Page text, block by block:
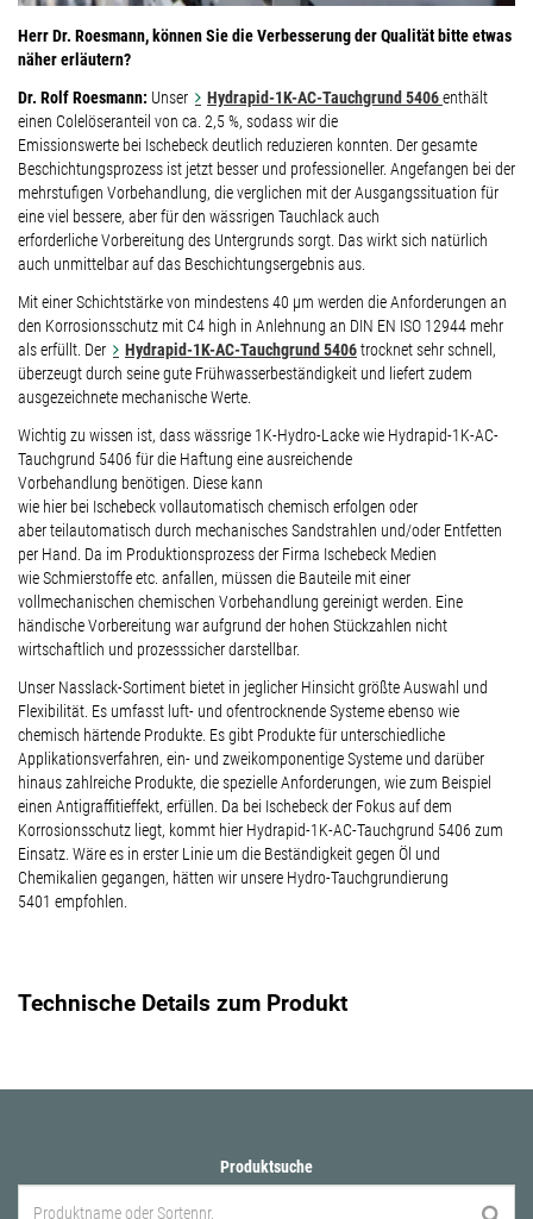
Herr Dr. Roesmann, können Sie die Verbesserung der Qualität bitte etwas
näher erläutern?
Dr. Rolf Roesmann: Unser Hydrapid-1K-AC-Tauchgrund 5406enthält
einen Colelöseranteil von ca. 2,5 %, sodass wir die
Emissionswerte bei Ischebeck deutlich reduzieren konnten. Der gesamte
Beschichtungsprozess ist jetzt besser und professioneller. Angefangen bei der
mehrstufigen Vorbehandlung, die verglichen mit der Ausgangssituation für
eine viel bessere, aber für den wässrigen Tauchlack auch
erforderliche Vorbereitung des Untergrunds sorgt. Das wirkt sich natürlich
auch unmittelbar auf das Beschichtungsergebnis aus.
Mit einer Schichtstärke von mindestens 40 µm werden die Anforderungen an
den Korrosionsschutz mit C4 high in Anlehnung an DIN EN ISO 12944 mehr
als erfüllt. Der
Hydrapid-1K-AC-Tauchgrund 5406trocknet sehr schnell,
überzeugt durch seine gute Frühwasserbeständigkeit und liefert zudem
ausgezeichnete mechanische Werte.
Wichtig zu wissen ist, dass wässrige 1K-Hydro-Lacke wie Hydrapid-1K-AC-
Tauchgrund 5406 für die Haftung eine ausreichende
Vorbehandlung benötigen. Diese kann
wie hier bei Ischebeck vollautomatisch chemisch erfolgen oder
aber teilautomatisch durch mechanisches Sandstrahlen und/oder Entfetten
per Hand. Da im Produktionsprozess der Firma Ischebeck Medien
wie Schmierstoffe etc. anfallen, müssen die Bauteile mit einer
vollmechanischen chemischen Vorbehandlung gereinigt werden. Eine
händische Vorbereitung war aufgrund der hohen Stückzahlen nicht
wirtschaftlich und prozesssicher darstellbar.
Unser Nasslack-Sortiment bietet in jeglicher Hinsicht größte Auswahl und
Flexibilität. Es umfasst luft- und ofentrocknende Systeme ebenso wie
chemisch härtende Produkte. Es gibt Produkte für unterschiedliche
Applikationsverfahren, ein- und zweikomponentige Systeme und darüber
hinaus zahlreiche Produkte, die spezielle Anforderungen, wie zum Beispiel
einen Antigraffitieffekt, erfüllen. Da bei Ischebeck der Fokus auf dem
Korrosionsschutz liegt, kommt hier Hydrapid-1K-AC-Tauchgrund 5406 zum
Einsatz. Wäre es in erster Linie um die Beständigkeit gegen Öl und
Chemikalien gegangen, hätten wir unsere Hydro-Tauchgrundierung
5401 empfohlen.
Technische Details zum Produkt
Produktsuche